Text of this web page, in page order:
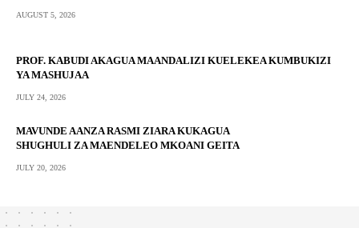
AUGUST 5, 2026
PROF. KABUDI AKAGUA MAANDALIZI KUELEKEA KUMBUKIZI
YA MASHUJAA
JULY 24, 2026
MAVUNDE AANZA RASMI ZIARA KUKAGUA
SHUGHULI ZA MAENDELEO MKOANI GEITA
JULY 20, 2026